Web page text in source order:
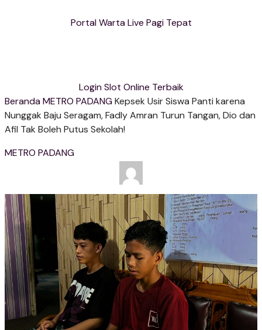
Portal Warta Live Pagi Tepat
Login Slot Online Terbaik
BerandaMETRO PADANGKepsek Usir Siswa Panti karena
Nunggak Baju Seragam, Fadly Amran Turun Tangan, Dio dan
Afil Tak Boleh Putus Sekolah!
METRO PADANG